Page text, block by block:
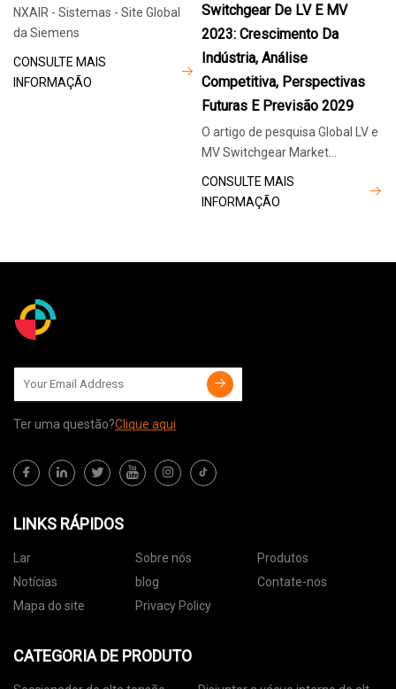
NXAIR - Sistemas - Site Global
da Siemens
CONSULTE MAIS
INFORMAÇÃO
Switchgear De LV E MV
2023: Crescimento Da
Indústria, Análise
Competitiva, Perspectivas
Futuras E Previsão 2029
O artigo de pesquisa Global LV e
MV Switchgear Market
sistemática da dinâmica do
mercado por meio de dados
CONSULTE MAIS
INFORMAÇÃO
Ter uma questão?Clique aqui
LINKS RÁPIDOS
Lar Sobre nós
Produtos
Notícias
blog
Contate-nos
Mapa do site
Privacy Policy
CATEGORIA DE PRODUTO